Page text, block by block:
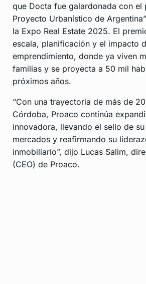
que Docta fue galardonada con el
Proyecto Urbanístico de
la Expo Real Estate 2025. El
escala, planificación y el impacto
emprendimiento, donde ya viven
familias y se proyecta a 50 mil
próximos años.
“Con una trayectoria de más de
Córdoba, Proaco continúa
innovadora, llevando el sello de
mercados y reafirmando su
inmobiliario”, dijo Lucas Salim,
(CEO) de Proaco.